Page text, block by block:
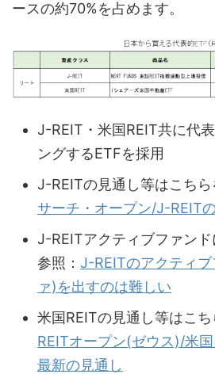
ースの約70%を占めます。
J-REIT・米国REIT共に代
ングするETFを採用
J-REITの見通し等はこちら
サーチ・オープン/J-REIT
J-REITアクティブファン
参照： J-REITのアクティ
ァ)を出すのは難しい
米国REITの見通し等はこち
REITオープン(ゼウス)/米
最新の見通し